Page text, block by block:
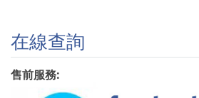
在線查詢
售前服務: